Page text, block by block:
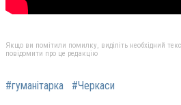
Якщо ви помітили помилку, виділіть необхідний
повідомити про це редакцію
#гуманітарка #Черкаси